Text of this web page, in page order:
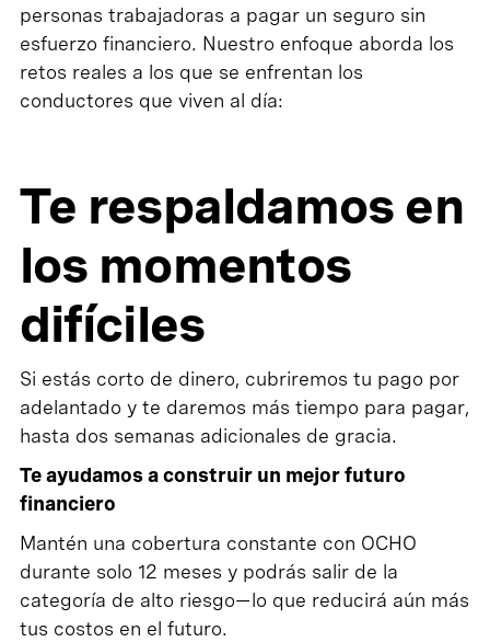
personas trabajadoras a pagar un seguro sin
esfuerzo financiero. Nuestro enfoque aborda los
retos reales a los que se enfrentan los
conductores que viven al día:
Te respaldamos en
los momentos
difíciles
Si estás corto de dinero, cubriremos tu pago por
adelantado y te daremos más tiempo para pagar,
hasta dos semanas adicionales de gracia.
Te ayudamos a construir un mejor futuro
financiero
Mantén una cobertura constante con OCHO
durante solo 12 meses y podrás salir de la
categoría de alto riesgo—lo que reducirá aún más
tus costos en el futuro.